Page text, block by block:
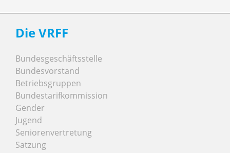
Die VRFF
Bundesgeschäftsstelle
Bundesvorstand
Betriebsgruppen
Bundestarifkommission
Gender
Jugend
Seniorenvertretung
Satzung